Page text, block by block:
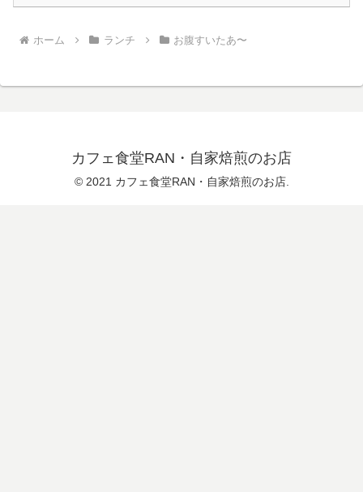
ホーム ランチ お腹すいたあ〜
カフェ食堂RAN・自家焙煎のお店
© 2021 カフェ食堂RAN・自家焙煎のお店.